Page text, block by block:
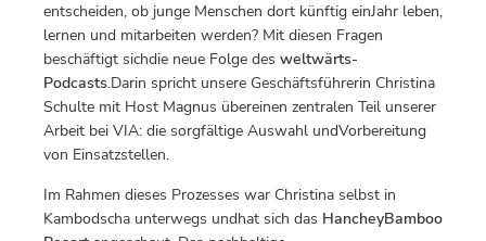
entscheiden, ob junge Menschen dort künftig einJahr leben,
lernen und mitarbeiten werden? Mit diesen Fragen
beschäftigt sichdie neue Folge des weltwärts-
Podcasts.Darin spricht unsere Geschäftsführerin Christina
Schulte mit Host Magnus übereinen zentralen Teil unserer
Arbeit bei VIA: die sorgfältige Auswahl undVorbereitung
von Einsatzstellen.
Im Rahmen dieses Prozesses war Christina selbst in
Kambodscha unterwegs undhat sich das HancheyBamboo